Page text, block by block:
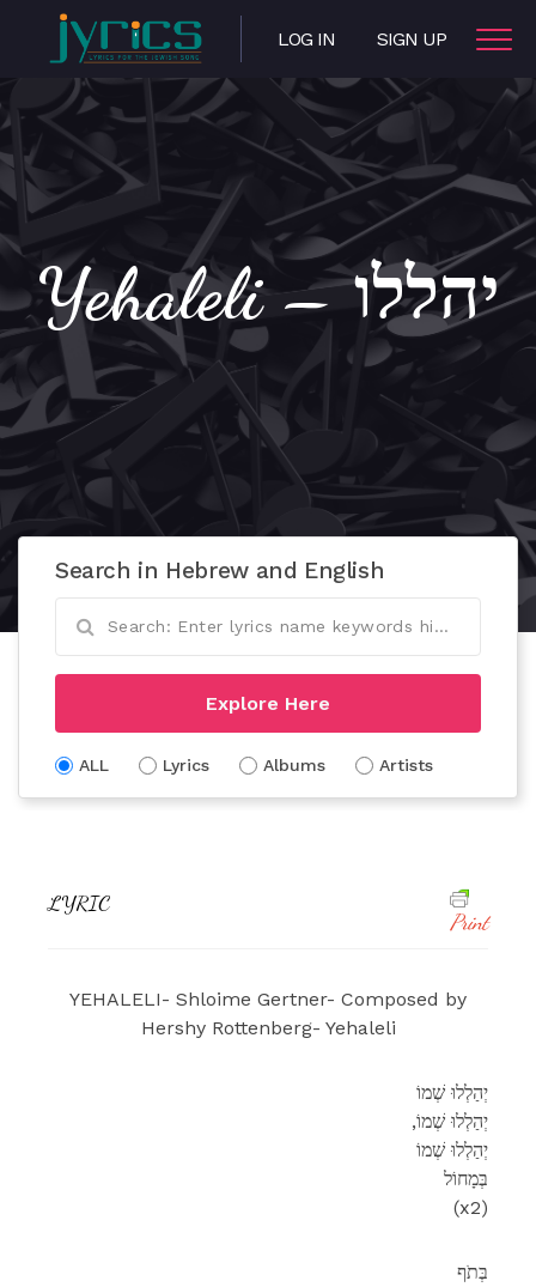
LOG IN SIGN UP
Yehaleli – יהללו
Search in Hebrew and English
Explore Here
ALL Lyrics Albums Artists
LYRIC
Print
YEHALELI- Shloime Gertner- Composed by
Hershy Rottenberg- Yehaleli
יְהַלְלוּ שְׁמוֹ
,יְהַלְלוּ שְׁמוֹ
יְהַלְלוּ שְׁמוֹ
בְּמָחוֹל
(x2)
בְּתֹף